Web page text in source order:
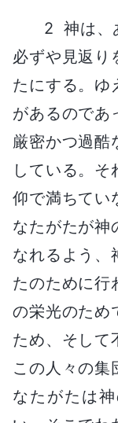
2 神は、
必ずや見返り
たにする。ゆ
があるのであ
厳密かつ過酷
している。
仰で満ちてい
なたがたが神
なれるよう、
たのために行
の栄光のため
ため、そして
この人々の集
なたがたは